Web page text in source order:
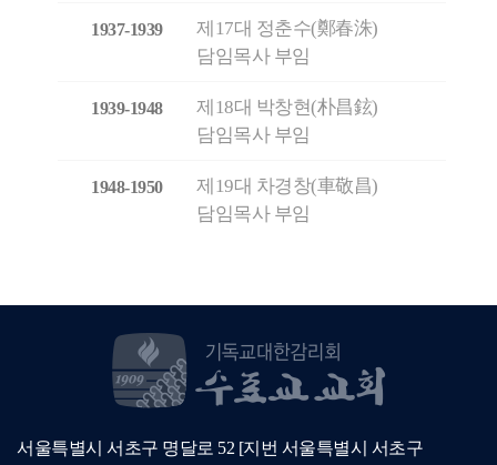
1937-1939
제17대 정춘수(鄭春洙)
담임목사 부임
1939-1948
제18대 박창현(朴昌鉉)
담임목사 부임
1948-1950
제19대 차경창(車敬昌)
담임목사 부임
서울특별시 서초구 명달로 52 [지번 서울특별시 서초구